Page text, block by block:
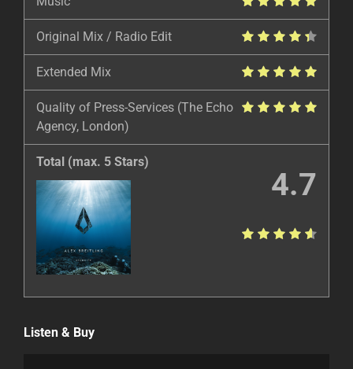
Original Mix / Radio Edit
Extended Mix
Quality of Press-Services (The Echo
Agency, London)
4.7
Total (max. 5 Stars)
Listen & Buy